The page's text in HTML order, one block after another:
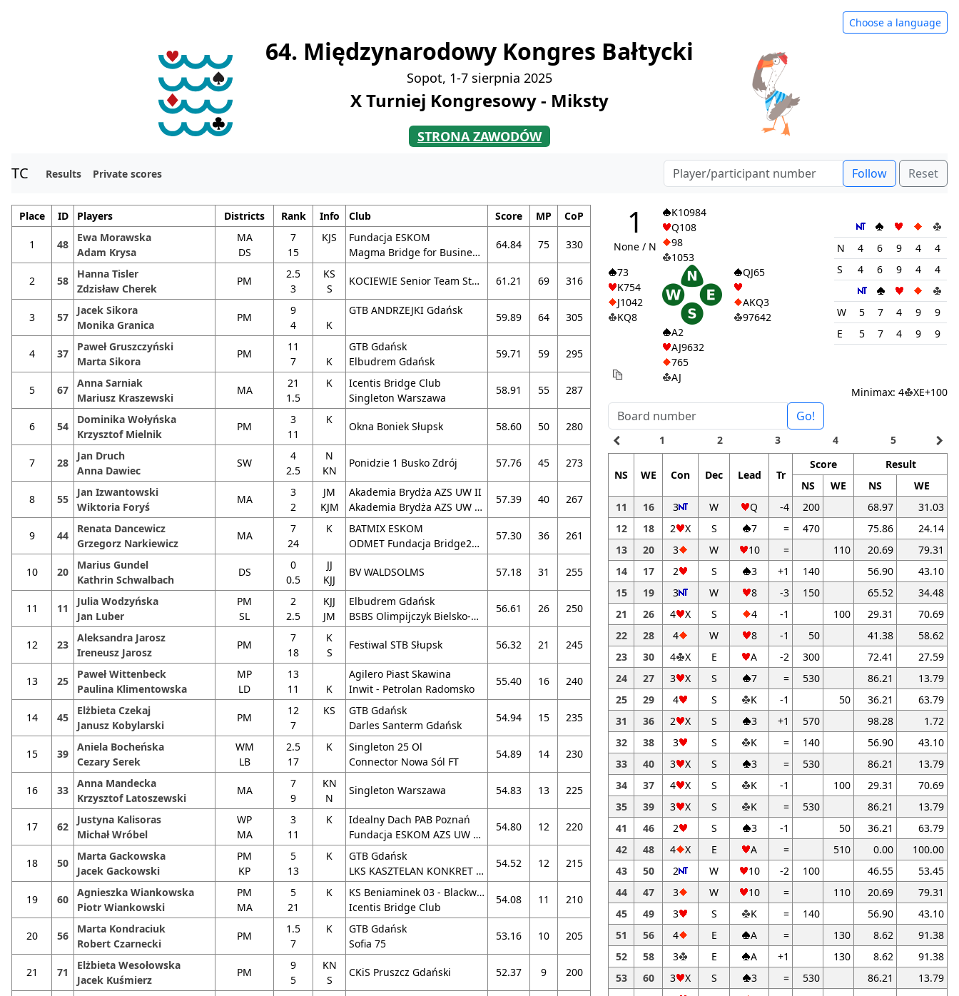
Choose a language
64. Międzynarodowy Kongres Bałtycki
Sopot, 1-7 sierpnia 2025
X Turniej Kongresowy - Miksty
STRONA ZAWODÓW
TC Results Private scores Follow Reset
Place ID Players Districts Rank Info Club Score MP CoP
1 48
Ewa Morawska
Adam Krysa
MA
DS
7
15
KJS
Fundacja ESKOM
Magma Bridge for Business KS AZS Wrat. I
64.84 75 330
2 58
Hanna Tisler
Zdzisław Cherek
PM
2.5
3
KS
S
KOCIEWIE Senior Team Starogard Gdański 61.21 69 316
3 57
Jacek Sikora
Monika Granica
PM
9
4
K
GTB ANDRZEJKI Gdańsk
59.89 64 305
4 37
Paweł Gruszczyński
Marta Sikora
PM
11
7
K
GTB Gdańsk
Elbudrem Gdańsk
59.71 59 295
5 67
Anna Sarniak
Mariusz Kraszewski
MA
21
1.5
K
Icentis Bridge Club
Singleton Warszawa
58.91 55 287
6 54
Dominika Wołyńska
Krzysztof Mielnik
PM
3
11
K
Okna Boniek Słupsk 58.60 50 280
7 28
Jan Druch
Anna Dawiec
SW
4
2.5
N
KN
Ponidzie 1 Busko Zdrój 57.76 45 273
8 55
Jan Izwantowski
Wiktoria Foryś
MA
3
2
JM
KJM
Akademia Brydża AZS UW II
Akademia Brydża AZS UW Vyceska
57.39 40 267
9 44
Renata Dancewicz
Grzegorz Narkiewicz
MA
7
24
K
BATMIX ESKOM
ODMET Fundacja Bridge24.pl
57.30 36 261
10 20
Marius Gundel
Kathrin Schwalbach
DS
0
0.5
JJ
KJJ
BV WALDSOLMS 57.18 31 255
11 11
Julia Wodzyńska
Jan Luber
PM
SL
2
2.5
KJJ
JM
Elbudrem Gdańsk
BSBS Olimpijczyk Bielsko-Biała
56.61 26 250
12 23
Aleksandra Jarosz
Ireneusz Jarosz
PM
7
18
K
S
Festiwal STB Słupsk 56.32 21 245
13 25
Paweł Wittenbeck
Paulina Klimentowska
MP
LD
13
11
K
Agilero Piast Skawina
Inwit - Petrolan Radomsko
55.40 16 240
14 45
Elżbieta Czekaj
Janusz Kobylarski
PM
12
7
KS
GTB Gdańsk
Darles Santerm Gdańsk
54.94 15 235
15 39
Aniela Bocheńska
Cezary Serek
WM
LB
2.5
17
K
Singleton 25 Ol
Connector Nowa Sól FT
54.89 14 230
16 33
Anna Mandecka
Krzysztof Latoszewski
MA
7
9
KN
N
Singleton Warszawa 54.83 13 225
17 62
Justyna Kalisoras
Michał Wróbel
WP
MA
3
11
K
Idealny Dach PAB Poznań
Fundacja ESKOM AZS UW Warszawa
54.80 12 220
18 50
Marta Gackowska
Jacek Gackowski
PM
KP
5
13
K
GTB Gdańsk
LKS KASZTELAN KONKRET Chełmno
54.52 12 215
19 60
Agnieszka Wiankowska
Piotr Wiankowski
PM
MA
5
21
K
KS Beniaminek 03 - Blackwood Starogard G
Icentis Bridge Club
54.08 11 210
20 56
Marta Kondraciuk
Robert Czarnecki
PM
1.5
7
K
GTB Gdańsk
Sofia 75
53.16 10 205
21 71
Elżbieta Wesołowska
Jacek Kuśmierz
PM
9
5
KN
S
CKiS Pruszcz Gdański 52.37 9 200
1
None / N
73
K754
J1042
KQ8
K10984
Q108
98
1053
QJ65
AKQ3
97642
A2
AJ9632
765
AJ
N 4 6 9 4
4
S
4 6 9 4 4
W 5 7 4 9
9
E
5 7 4 9 9
Minimax: 4 XE+100
Go!
navigate_before 1 2 3 4 5 navigate_next
NS WE Con Dec Lead Tr
Score
Result
NS
WE NS
WE
11
16 3 W Q -4 200 68.97
31.03
12
18 2 X S 7 = 470 75.86
24.14
13
20 3 W 10 = 110 20.69
79.31
14
17 2 S 3 +1 140 56.90
43.10
15
19 3 W 8 -3 150 65.52
34.48
21
26 4 X S 4 -1 100 29.31
70.69
22
28 4 W 8 -1 50 41.38
58.62
23
30 4 X E A -2 300 72.41
27.59
24
27 3 X S 7 = 530 86.21
13.79
25
29 4 S K -1 50 36.21
63.79
31
36 2 X S 3 +1 570 98.28
1.72
32
38 3 S K = 140 56.90
43.10
33
40 3 X S 3 = 530 86.21
13.79
34
37 4 X S K -1 100 29.31
70.69
35
39 3 X S K = 530 86.21
13.79
41
46 2 S 3 -1 50 36.21
63.79
42
48 4 X E A = 510 0.00
100.00
43
50 2 W 10 -2 100 46.55
53.45
44
47 3 W 10 = 110 20.69
79.31
45
49 3 S K = 140 56.90
43.10
51
56 4 E A = 130 8.62
91.38
52
58 3 E A +1 130 8.62
91.38
53
60 3 X S 3 = 530 86.21
13.79